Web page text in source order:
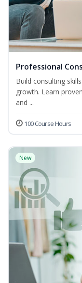
Professional
Build consulting
growth. Learn
and ...
100 Course Hours
New